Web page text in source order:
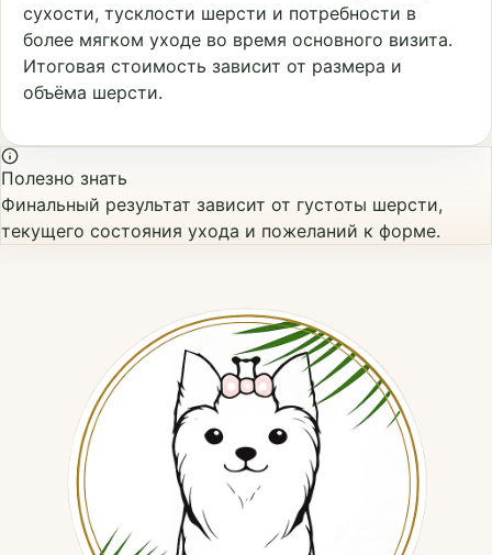
сухости, тусклости шерсти и потребности в
более мягком уходе во время основного визита.
Итоговая стоимость зависит от размера и
объёма шерсти.
Полезно знать
Финальный результат зависит от густоты шерсти,
текущего состояния ухода и пожеланий к форме.